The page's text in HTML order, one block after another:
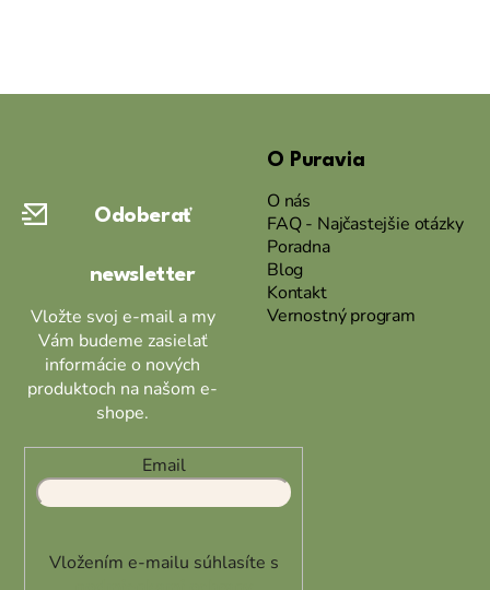
Odoberať
newsletter
Vložte svoj e-mail a my
Vám budeme zasielať
informácie o nových
produktoch na našom e-
shope.
Email
Vložením e-mailu súhlasíte s
O Puravia
O nás
FAQ - Najčastejšie otázky
Poradna
Blog
Kontakt
Vernostný program